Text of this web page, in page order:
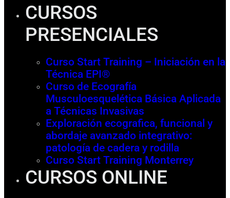
CURSOS
PRESENCIALES
Curso Start Training – Iniciación en la
Técnica EPI®
Curso de Ecografía
Musculoesquelética Básica Aplicada
a Técnicas Invasivas
Exploración ecografica, funcional y
abordaje avanzado integrativo:
patología de cadera y rodilla
Curso Start Training Monterrey
CURSOS ONLINE